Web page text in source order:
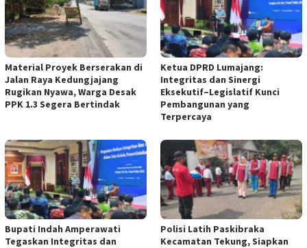
Material Proyek Berserakan di
Jalan Raya Kedungjajang
Rugikan Nyawa, Warga Desak
PPK 1.3 Segera Bertindak
Ketua DPRD Lumajang:
Integritas dan Sinergi
Eksekutif–Legislatif Kunci
Pembangunan yang
Terpercaya
Bupati Indah Amperawati
Tegaskan Integritas dan
Polisi Latih Paskibraka
Kecamatan Tekung, Siapkan